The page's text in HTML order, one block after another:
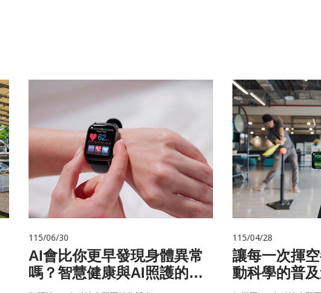
115/06/30
AI會比你更早發現身體異常
嗎？智慧健康與AI照護的未
來
115/04/28
讓每一次揮
動科學的普